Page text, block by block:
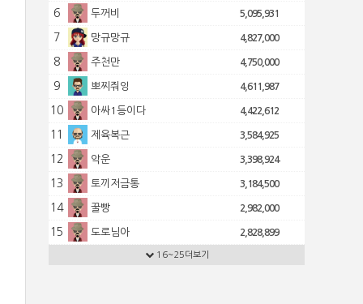
6 두꺼비 5,095,931
7 망규망규 4,827,000
8 주천만 4,750,000
9 뽀찌줘잉 4,611,987
10 아싸1등이다 4,422,612
11 제육복근 3,584,925
12 악운 3,398,924
13 토끼저금통 3,184,500
14 꿀빵 2,982,000
15 도로님아 2,828,899
16~25더보기